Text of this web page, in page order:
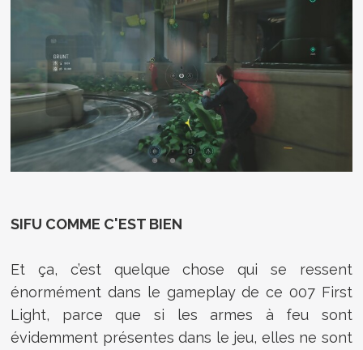
SIFU COMME C'EST BIEN
Et ça, c’est quelque chose qui se ressent
énormément dans le gameplay de ce 007 First
Light, parce que si les armes à feu sont
évidemment présentes dans le jeu, elles ne sont